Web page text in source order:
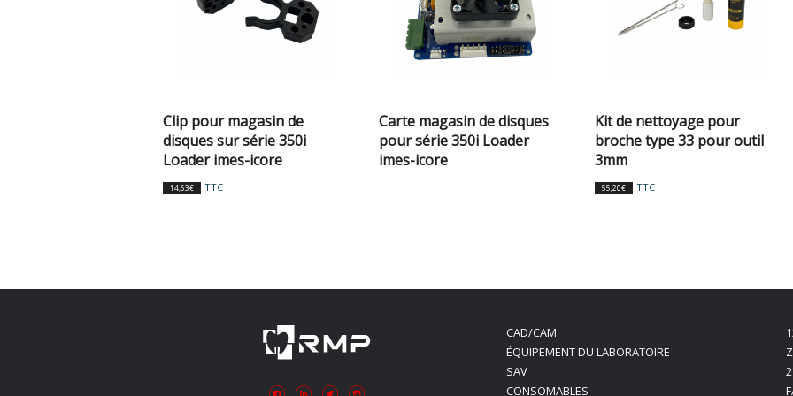
Clip pour magasin de
disques sur série 350i
Loader imes-icore
14,63€ TTC
Carte magasin de disques
pour série 350i Loader
imes-icore
Kit de nettoyage pour
broche type 33 pour outil
3mm
55,20€ TTC
CAD/CAM
ÉQUIPEMENT DU LABORATOIRE
SAV
CONSOMABLES